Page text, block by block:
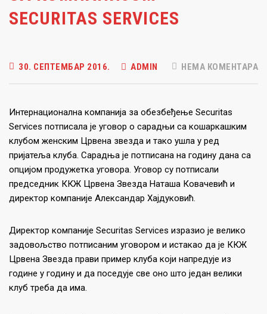
SECURITAS SERVICES
30. СЕПТЕМБАР 2016. ADMIN НЕМА КОМЕНТАРА
Интернационална компанија за обезбеђење Securitas
Services потписала је уговор о сарадњи са кошаркашким
клубом женским Црвена звезда и тако ушла у ред
пријатеља клуба. Сарадња је потписана на годину дана са
опцијом продужетка уговора. Уговор су потписали
председник ККЖ Црвена Звезда Наташа Ковачевић и
директор компаније Александар Хајдуковић.
Директор компаније Securitas Services изразио је велико
задовољство потписаним уговором и истакао да је ККЖ
Црвена Звезда прави пример клуба који напредује из
године у годину и да поседује све оно што један велики
клуб треба да има.